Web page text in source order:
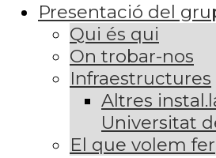
Presentació del
Qui és qui
On trobar-nos
Infraestructures
Altres
Universitat
El que volem fer